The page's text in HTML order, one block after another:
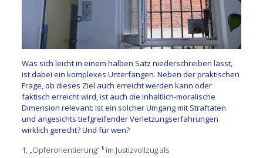
Was sich leicht in einem halben Satz niederschreiben lässt,
ist dabei ein komplexes Unterfangen. Neben der praktischen
Frage, ob dieses Ziel auch erreicht werden kann oder
faktisch erreicht wird, ist auch die inhaltlich-moralische
Dimension relevant: Ist ein solcher Umgang mit Straftaten
und angesichts tiefgreifender Verletzungserfahrungen
wirklich gerecht? Und für wen?
1. „Opferorientierung“ ¹im Justizvollzug als